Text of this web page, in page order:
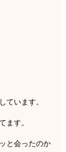
ています。
ます。
と会ったのか